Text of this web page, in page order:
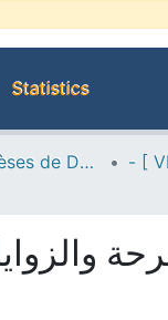
Statistics
2- [ VRPG] Thèses de Doctorat en Sciences